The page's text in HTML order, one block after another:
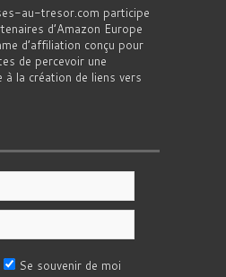
au-tresor.com participe
d’Amazon Europe
d’affiliation conçu pour
de percevoir une
à la création de liens vers
Se souvenir de moi